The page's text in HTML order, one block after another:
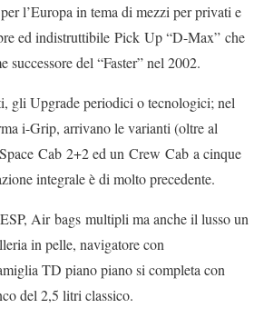
l’Europa in tema di mezzi per privati e
ed indistruttibile Pick Up “D-Max” che
successore del “Faster” nel 2002.
gli Upgrade periodici o tecnologici; nel
i-Grip, arrivano le varianti (oltre al
Cab 2+2 ed un Crew Cab a cinque
integrale è di molto precedente.
Air bags multipli ma anche il lusso un
in pelle, navigatore con
TD piano piano si completa con
del 2,5 litri classico.